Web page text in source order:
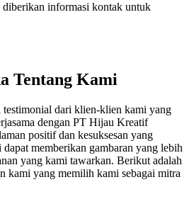
diberikan informasi kontak untuk
Tentang Kami
testimonial dari klien-klien kami yang
dengan PT Hijau Kreatif
positif dan kesuksesan yang
memberikan gambaran yang lebih
yang kami tawarkan. Berikut adalah
kami yang memilih kami sebagai mitra